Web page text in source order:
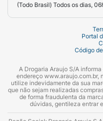
(Todo Brasil) Todos os dias,
Portal
Código
A Drogaria Araujo S/A
endereço www.araujo.com.br,
utilize indevidamente da sua
que não sejam realizadas
de forma fraudulenta da
dúvidas, gentileza entrar